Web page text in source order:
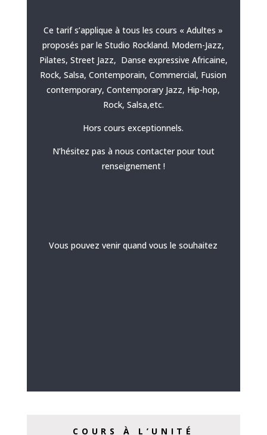
Ce tarif s’applique à tous les cours « Adultes »
proposés par le Studio Rockland. Modern-Jazz,
Pilates, Street Jazz, Danse expressive Africaine,
Rock, Salsa, Contemporain, Commercial, Fusion
contemporary, Contemporary Jazz, Hip-hop,
Rock, Salsa,etc.
Hors cours exceptionnels.
N’hésitez pas à nous contacter pour tout
renseignement !
Vous pouvez venir quand vous le souhaitez
COURS À L’UNITÉ